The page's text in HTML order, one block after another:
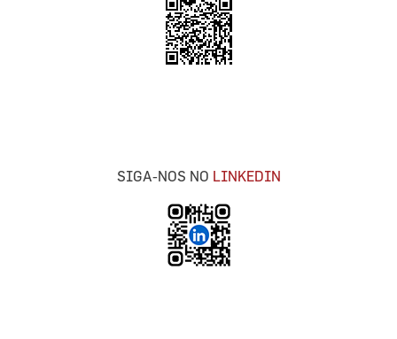
SIGA-NOS NO LINKEDIN